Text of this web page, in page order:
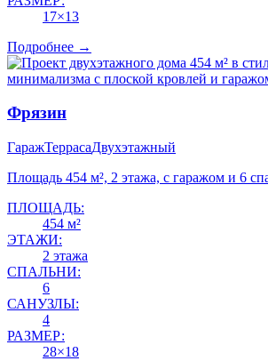
17×13
Подробнее →
Фрязин
ГаражТеррасаДвухэтажный
Площадь 454 м², 2 этажа, с гаражом и 6
ПЛОЩАДЬ:
454 м²
ЭТАЖИ:
2 этажа
СПАЛЬНИ:
6
САНУЗЛЫ:
4
РАЗМЕР:
28×18